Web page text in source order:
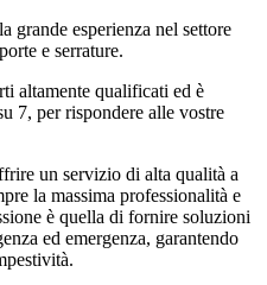
grande esperienza nel settore
e serrature.
altamente qualificati ed è
7, per rispondere alle vostre
un servizio di alta qualità a
la massima professionalità e
è quella di fornire soluzioni
ed emergenza, garantendo